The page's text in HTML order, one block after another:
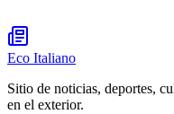
Eco Italiano
Sitio de noticias, deportes,
en el exterior.